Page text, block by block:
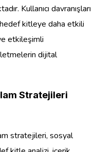
Kullanıcı davranışları
kitleye daha etkili
etkileşimli
dijital
Stratejileri
stratejileri, sosyal